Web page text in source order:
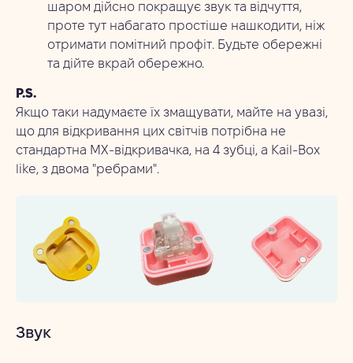
шаром дійсно покращує звук та відчуття,
проте тут набагато простіше нашкодити, ніж
отримати помітний профіт. Будьте обережні
та дійте вкрай обережно.
P.S.
Якщо таки надумаєте їх змащувати, майте на увазі,
що для відкривання цих світчів потрібна не
стандартна МХ-відкривачка, на 4 зубці, а Kail-Box
like, з двома "ребрами".
Звук